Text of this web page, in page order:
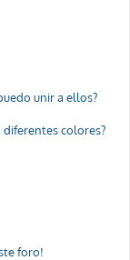
unir a ellos?
diferentes colores?
foro!